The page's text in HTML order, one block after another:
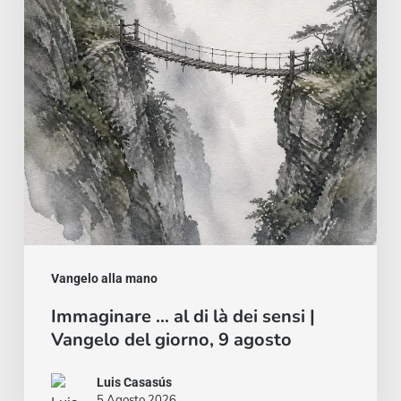
Vangelo alla mano
là
dei
sensi
|
Vangelo
del
giorno,
agosto
Immaginare … al di là dei sensi |
Vangelo del giorno, 9 agosto
Luis Casasús